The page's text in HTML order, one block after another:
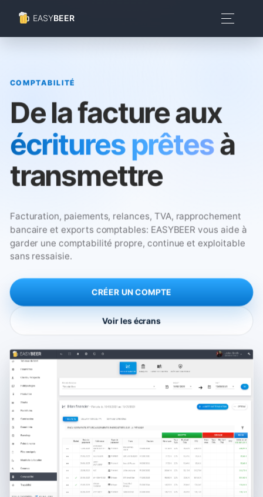
EASYBEER
COMPTABILITÉ
De la facture aux
écritures prêtesà
transmettre
Facturation, paiements, relances, TVA, rapprochement
bancaire et exports comptables: EASYBEER vous aide à
garder une comptabilité propre, continue et exploitable
sans ressaisie.
CRÉER UN COMPTE
Voir les écrans